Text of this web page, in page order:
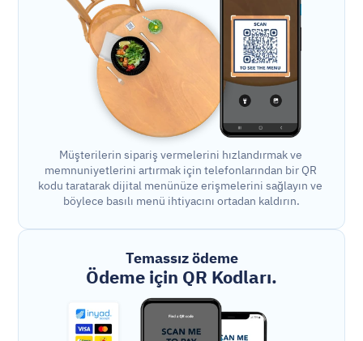
Müşterilerin sipariş vermelerini hızlandırmak ve
memnuniyetlerini artırmak için telefonlarından bir QR
kodu taratarak dijital menünüze erişmelerini sağlayın ve
böylece basılı menü ihtiyacını ortadan kaldırın.
Temassız ödeme
Ödeme için QR Kodları.